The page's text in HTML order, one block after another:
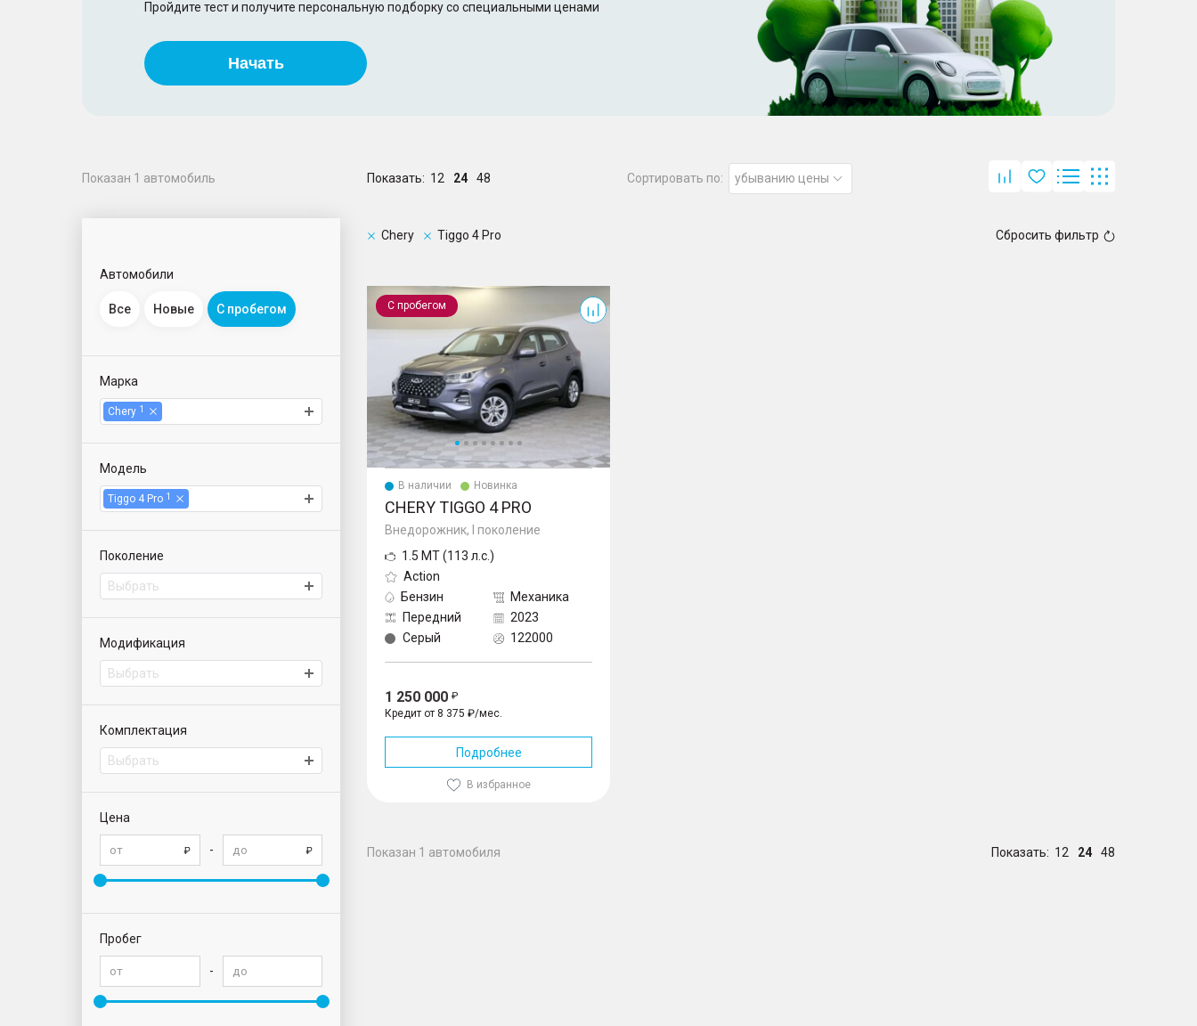
Пройдите тест и получите персональную подборку со специальными ценами
Начать
Показан 1 автомобиль
Автомобили
Все Новые С пробегом
Марка
Chery 1
Модель
Tiggo 4 Pro 1
Поколение
Выбрать
Модификация
Выбрать
Комплектация
Выбрать
Цена
-
Пробег
-
Показать: 12 24 48 Сортировать по: убыванию цены
Chery Tiggo 4 Pro Сбросить фильтр
С пробегом
Tiggo 4 Pro
В наличии Новинка
CHERY TIGGO 4 PRO
Внедорожник, I поколение
1.5 MT (113 л.с.)
Action
Бензин
Механика
Передний
2023
Серый
122000
1 250 000
Кредит от 8 375 ₽/мес.
Подробнее
В избранное
Показан 1 автомобиля Показать: 12 24 48